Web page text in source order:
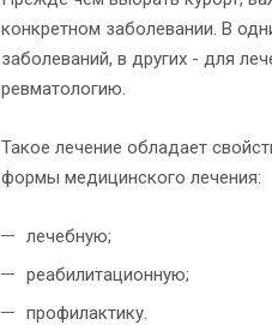
конкретном заболевании. В
заболеваний, в других - для
ревматологию.
Такое лечение обладает
формы медицинского лечения:
лечебную;
реабилитационную;
профилактику.